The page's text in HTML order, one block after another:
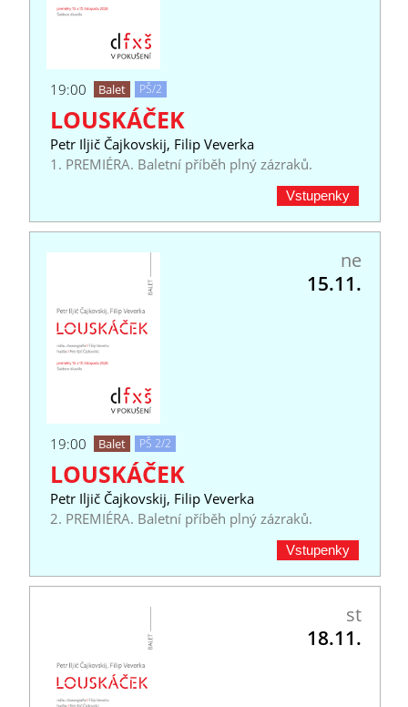
19:00 Balet PŠ/2
LOUSKÁČEK
Petr Iljič Čajkovskij, Filip Veverka
1. PREMIÉRA. Baletní příběh plný zázraků.
Vstupenky
ne
15.11.
19:00 Balet PŠ 2/2
LOUSKÁČEK
Petr Iljič Čajkovskij, Filip Veverka
2. PREMIÉRA. Baletní příběh plný zázraků.
Vstupenky
st
18.11.